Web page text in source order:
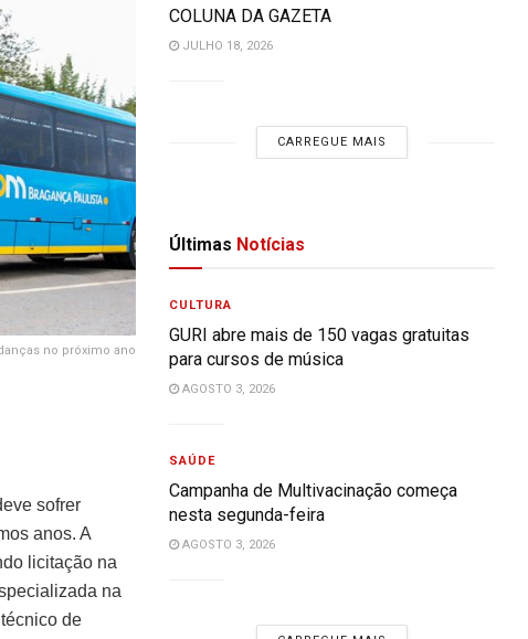
no próximo ano
sofrer
anos. A
licitação na
na
de
COLUNA DA GAZETA
JULHO 18, 2026
CARREGUE MAIS
Últimas Notícias
CULTURA
GURI abre mais de 150 vagas gratuitas
para cursos de música
AGOSTO 3, 2026
SAÚDE
Campanha de Multivacinação começa
nesta segunda-feira
AGOSTO 3, 2026